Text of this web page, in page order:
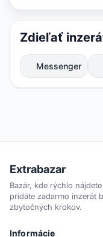
Zdieľať
Messenger
Extrabazar
Bazár, kde rýchlo nájdete
pridáte zadarmo inzerát
zbytočných krokov.
Informácie